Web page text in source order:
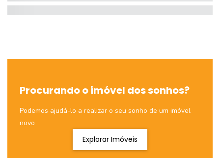
Procurando o imóvel dos sonhos?
Podemos ajudá-lo a realizar o seu sonho de um imóvel
novo
Explorar Imóveis